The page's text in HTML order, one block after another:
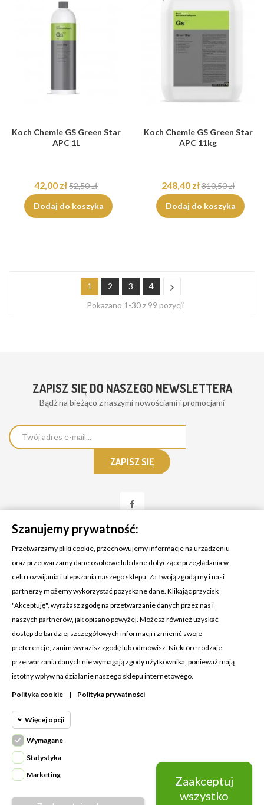
Koch Chemie GS Green Star
APC 1L
42,00 zł52,50 zł
Dodaj do koszyka
Koch Chemie GS Green Star
APC 11kg
248,40 zł310,50 zł
Dodaj do koszyka
1 2 3
4
Pokazano 1-30 z 99 pozycji
ZAPISZ SIĘ DO NASZEGO NEWSLETTERA
Bądż na bieżąco z naszymi nowościami i promocjami
KONTAKT Z NAMI
Adres:
Cosmetic4car
Budzisz 73A
39-200 Dębica
Dominik:
Klaudia: +48 730634730
MOJE KONTO
PRODUKTY
NASZA FIRMA
Szanujemy prywatność:
Przetwarzamy pliki cookie, przechowujemy informacje na urządzeniu
oraz przetwarzamy dane osobowe lub dane dotyczące przeglądania w
celu rozwijania i ulepszania naszego sklepu. Za Twoją zgodą my i nasi
partnerzy możemy wykorzystać pozyskane dane. Klikając przycisk
"Akceptuję", wyrażasz zgodę na przetwarzanie danych przez nas i
naszych partnerów, jak opisano powyżej. Możesz również uzyskać
dostęp do bardziej szczegółowych informacji i zmienić swoje
preferencje, zanim wyrazisz zgodę lub odmówisz. Niektóre rodzaje
przetwarzania danych nie wymagają zgody użytkownika, ponieważ mają
istotny wpływ na działanie naszego sklepu internetowego.
Polityka cookie | Polityka prywatności
Więcej opcji
Wymagane
Wymagane pliki cookie oraz cookie
HttpOnly. Pliki cookie wymagane do
przeglądania witryny i korzystania z jej
Cookie
Wymagane
Statystyka
Marketing
Zaakceptuj
wszystko